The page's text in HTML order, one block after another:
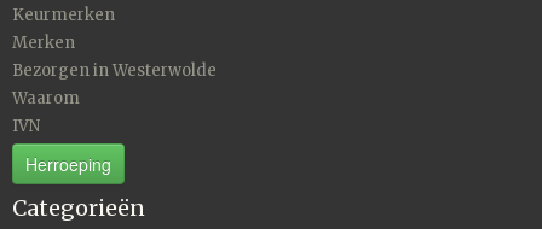
Keurmerken
Merken
Bezorgen in Westerwolde
Waarom
IVN
Herroeping
Categorieën